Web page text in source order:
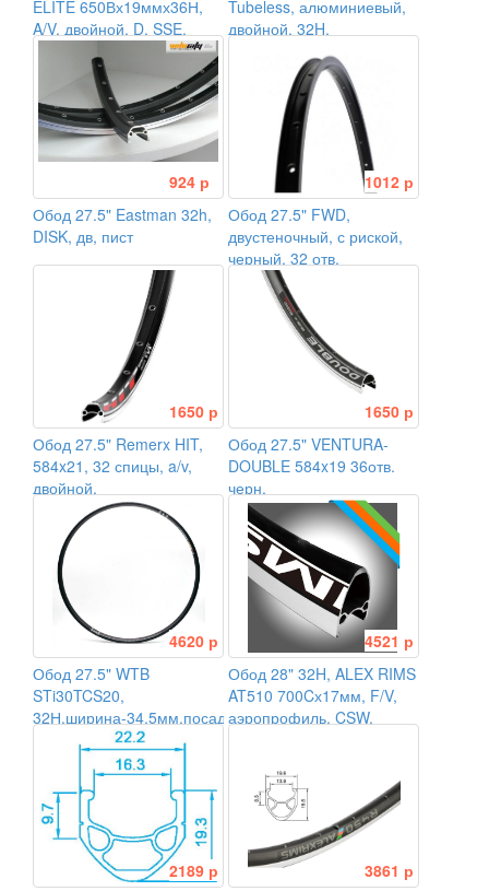
ELITE 650Вх19ммх36Н,
A/V, двойной, D, SSE,
Tubeless, алюминиевый,
двойной, 32H,
пистонированный, 584x30
924 р
Обод 27.5" Eastman 32h,
DISK, дв, пист
1012 р
Обод 27.5" FWD,
двустеночный, с риской,
черный, 32 отв.
1650 р
Обод 27.5" Remerx HIT,
584x21, 32 спицы, a/v,
двойной,
пистонированный,
черный.
1650 р
Обод 27.5" VENTURA-
DOUBLE 584x19 36отв.
черн.
4620 р
Обод 27.5" WTB
STi30TCS20,
32Н,ширина-34,5мм,посад-30мм,
черный
4521 р
Обод 28" 32H, ALEX RIMS
AT510 700Cх17мм, F/V,
аэропрофиль, CSW,
2189 р
3861 р